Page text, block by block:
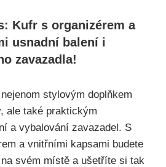
⁣Kufr‌ s organizérem a
usnadní balení i
​zavazadla!
stylovým doplňkem
ale také praktickým
a vybalování zavazadel. S
a vnitřními ⁤kapsami budete‍
svém místě a ušetříte si tak